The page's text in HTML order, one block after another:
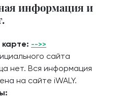
информация и
-->>
сайта
нет. Вся информация
на сайте iWALY.